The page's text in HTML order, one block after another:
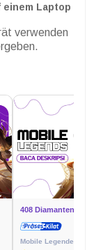
einem Laptop
verwenden
408 Diamanten
Mobile Legenden